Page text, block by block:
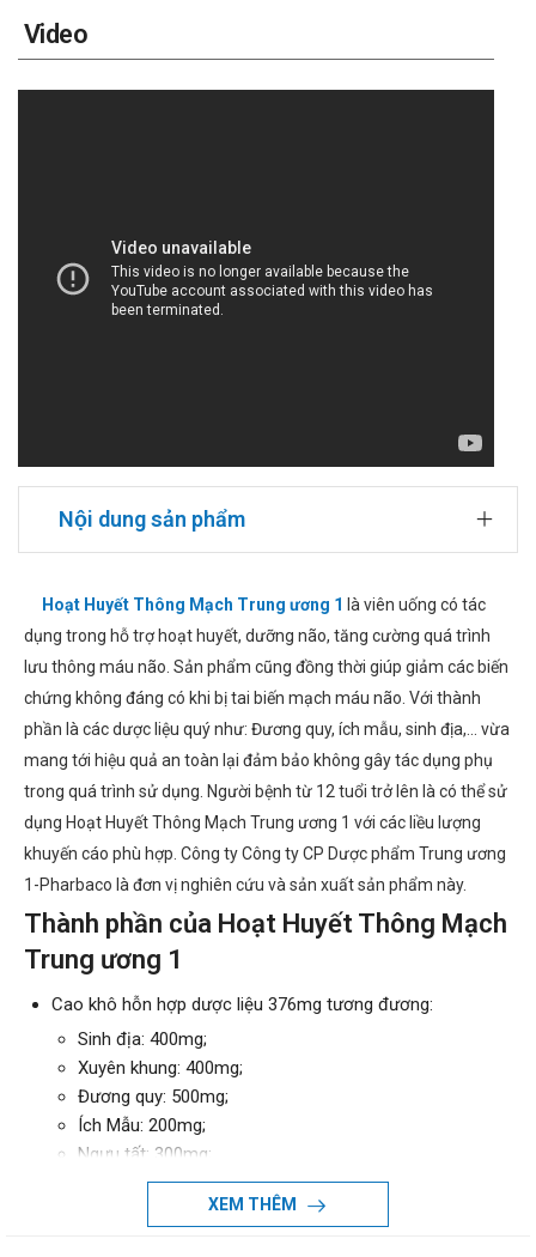
Video
Nội dung sản phẩm
Hoạt Huyết Thông Mạch Trung ương 1 là viên uống có tác
dụng trong hỗ trợ hoạt huyết, dưỡng não, tăng cường quá trình
lưu thông máu não. Sản phẩm cũng đồng thời giúp giảm các biến
chứng không đáng có khi bị tai biến mạch máu não. Với thành
phần là các dược liệu quý như: Đương quy, ích mẫu, sinh địa,... vừa
mang tới hiệu quả an toàn lại đảm bảo không gây tác dụng phụ
trong quá trình sử dụng. Người bệnh từ 12 tuổi trở lên là có thể sử
dụng Hoạt Huyết Thông Mạch Trung ương 1 với các liều lượng
khuyến cáo phù hợp. Công ty Công ty CP Dược phẩm Trung ương
1-Pharbaco là đơn vị nghiên cứu và sản xuất sản phẩm này.
Thành phần của Hoạt Huyết Thông Mạch
Trung ương 1
Cao khô hỗn hợp dược liệu 376mg tương đương:
Sinh địa: 400mg;
Xuyên khung: 400mg;
Đương quy: 500mg;
Ích Mẫu: 200mg;
Ngưu tất: 300mg;
Dạng bào chế XEM THÊM